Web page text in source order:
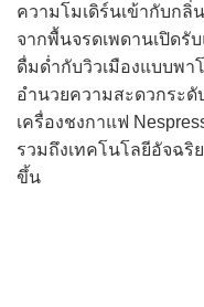
ความโมเดิร์นเข้ากับกลิ่
จากพื้นจรดเพดานเปิดรั
ดื่มด่ำกับวิวเมืองแบบพ
อำนวยความสะดวกระดั
เครื่องชงกาแฟ
รวมถึงเทคโนโลยีอัจฉริ
ขึ้น